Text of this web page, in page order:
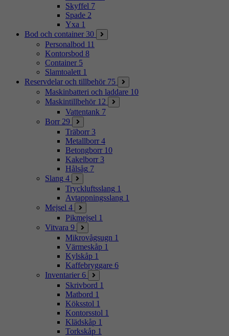
Skyffel 7
Spade 2
Yxa 1
Bod och container 30
Personalbod 11
Kontorsbod 8
Container 5
Slamtoalett 1
Reservdelar och tillbehör 75
Maskinbatteri och laddare 10
Maskintillbehör 12
Vattentank 7
Borr 29
Träborr 3
Metallborr 4
Betongborr 10
Kakelborr 3
Hålsåg 7
Slang 4
Tryckluftsslang 1
Avtappningsslang 1
Mejsel 4
Pikmejsel 1
Vitvara 9
Mikrovågsugn 1
Värmeskåp 1
Kylskåp 1
Kaffebryggare 6
Inventarier 6
Skrivbord 1
Matbord 1
Köksstol 1
Kontorsstol 1
Klädskåp 1
Torkskåp 1